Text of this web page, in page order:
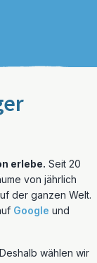
erlebe. Seit 20
von jährlich
der ganzen Welt.
Google und
wählen wir